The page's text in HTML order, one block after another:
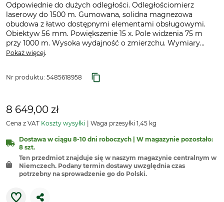
Odpowiednie do dużych odległości. Odległościomierz
laserowy do 1500 m. Gumowana, solidna magnezowa
obudowa z łatwo dostępnymi elementami obsługowymi.
Obiektyw 56 mm. Powiększenie 15 x. Pole widzenia 75 m
przy 1000 m. Wysoka wydajność o zmierzchu. Wymiary...
Pokaż więcej.
Nr produktu: 5485618958
8 649,00 zł
Cena z VAT Koszty wysyłki Waga przesyłki 1,45 kg
Dostawa w ciągu 8-10 dni roboczych | W magazynie pozostało:
8 szt.
Ten przedmiot znajduje się w naszym magazynie centralnym w
Niemczech. Podany termin dostawy uwzględnia czas
potrzebny na sprowadzenie go do Polski.